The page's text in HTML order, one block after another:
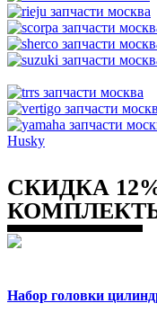
Husky
СКИДКА
Набор головки